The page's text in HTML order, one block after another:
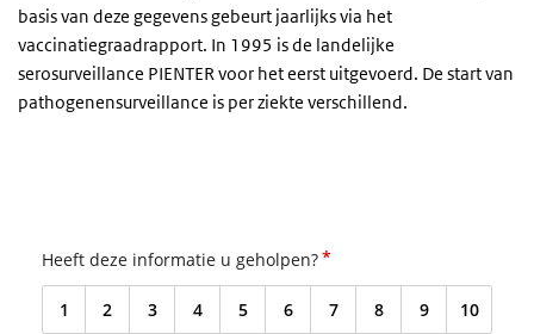
basis van deze gegevens gebeurt jaarlijks via het
vaccinatiegraadrapport. In 1995 is de landelijke
serosurveillance PIENTER voor het eerst uitgevoerd. De start van
pathogenensurveillance is per ziekte verschillend.
Heeft deze informatie u geholpen?*
1 2 3 4 5 6 7 8 9 10